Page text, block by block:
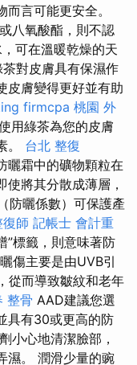
言可能更安全。
八氧酸酯，則不認
可在溫暖乾燥的天
茶對皮膚具有保濕作
皮膚變得更好並有助
firmcpa 桃園 外
用綠茶為您的皮膚
。 台北 整復
曬霜中的礦物顆粒在
將其分散成薄層，
防曬係數）可保護產
復師 記帳士 會計重
”標籤，則意味著防
曬傷主要是由UVB引
從而導致皺紋和老年
整骨 AAD建議您選
具有30或更高的防
小心地清潔臉部，
濕。 潤滑少量的豌